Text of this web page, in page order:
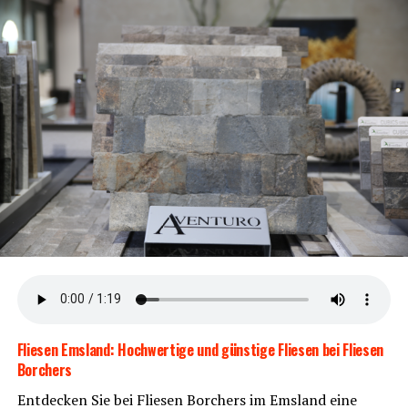
Der Bosch Acti­ve Line Plus Motor und der inte­grier­te
Akku sind mit­tig im Rad posi­tio­niert. Dies sorgt für eine
per­fek­te Balan­ce und ein sta­bi­les Fahrverhalten.
Gates-Rie­men­an­trieb
Der war­tungs­ar­me Rie­men­an­trieb garan­tiert vie­le sor­
gen­freie und kom­for­ta­ble Kilo­me­ter. Kei­ne Ket­te bedeu­
tet weni­ger War­tung und mehr Fahrspaß.
Flie­sen Ems­land: Hoch­wer­ti­ge und güns­ti­ge Flie­sen bei Flie­sen
Borchers
Ent­de­cken Sie bei Flie­sen Bor­chers im Ems­land eine